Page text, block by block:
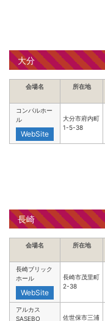
大分
会場名 所在地
コンパルホー
ル
WebSite
大分市府内町
1-5-38
長崎
会場名 所在地
長崎ブリック
ホール
WebSite
長崎市茂里町
2-38
アルカス
SASEBO
佐世保市三浦